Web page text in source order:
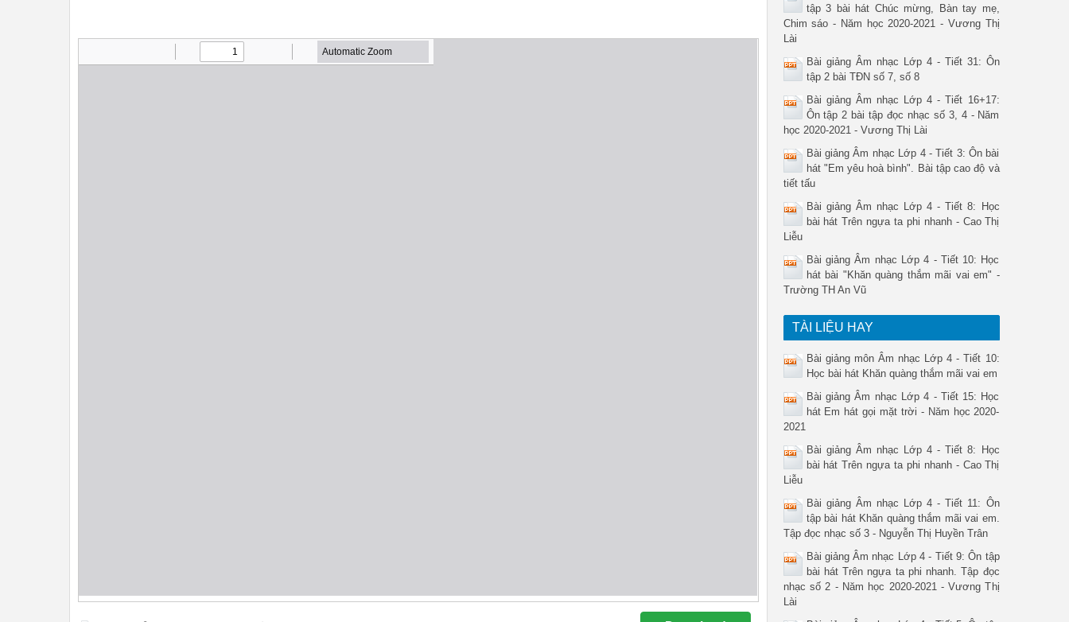
tập 3 bài hát Chúc mừng, Bàn tay mẹ,
Chim sáo - Năm học 2020-2021 - Vương Thị
Lài
Bài giảng Âm nhạc Lớp 4 - Tiết 31: Ôn
tập 2 bài TĐN số 7, số 8
Bài giảng Âm nhạc Lớp 4 - Tiết 16+17:
Ôn tập 2 bài tập đọc nhạc số 3, 4 - Năm
học 2020-2021 - Vương Thị Lài
Bài giảng Âm nhạc Lớp 4 - Tiết 3: Ôn bài
hát "Em yêu hoà bình". Bài tập cao độ và
tiết tấu
Bài giảng Âm nhạc Lớp 4 - Tiết 8: Học
bài hát Trên ngựa ta phi nhanh - Cao Thị
Liễu
Bài giảng Âm nhạc Lớp 4 - Tiết 10: Học
hát bài "Khăn quàng thắm mãi vai em" -
Trường TH An Vũ
TÀI LIỆU HAY
Bài giảng môn Âm nhạc Lớp 4 - Tiết 10:
Học bài hát Khăn quàng thắm mãi vai em
Bài giảng Âm nhạc Lớp 4 - Tiết 15: Học
hát Em hát gọi mặt trời - Năm học 2020-
2021
Bài giảng Âm nhạc Lớp 4 - Tiết 8: Học
bài hát Trên ngựa ta phi nhanh - Cao Thị
Liễu
Bài giảng Âm nhạc Lớp 4 - Tiết 11: Ôn
tập bài hát Khăn quàng thắm mãi vai em.
Tập đọc nhạc số 3 - Nguyễn Thị Huyền Trân
Bài giảng Âm nhạc Lớp 4 - Tiết 9: Ôn tập
bài hát Trên ngựa ta phi nhanh. Tập đọc
nhạc số 2 - Năm học 2020-2021 - Vương Thị
Lài